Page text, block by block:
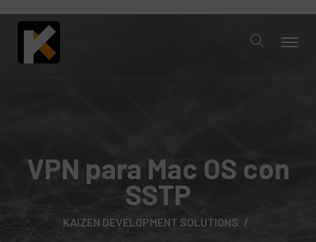
VPN para Mac OS con
SSTP
KAIZEN DEVELOPMENT SOLUTIONS